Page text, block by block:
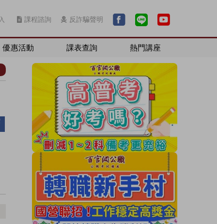
課程諮詢 反詐騙聲明
優惠活動 課表查詢 熱門講座